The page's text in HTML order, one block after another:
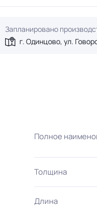
Запланировано
г. Одинцово, ул.
Полное
Толщина
Длина